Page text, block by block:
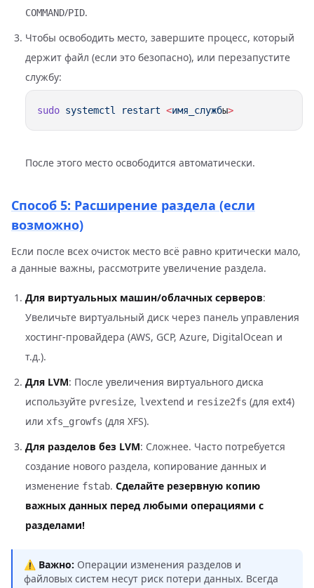
COMMAND/PID.
Чтобы освободить место, завершите процесс, который
держит файл (если это безопасно), или перезапустите
службу:
sudo systemctl restart <имя_службы
После этого место освободится автоматически.
Способ 5: Расширение раздела (если
возможно)
Если после всех очисток место всё равно критически мало,
а данные важны, рассмотрите увеличение раздела.
Для виртуальных машин/облачных серверов:
Увеличьте виртуальный диск через панель управления
хостинг-провайдера (AWS, GCP, Azure, DigitalOcean и
т.д.).
Для LVM: После увеличения виртуального диска
используйте pvresize, lvextend и resize2fs (для ext4)
или xfs_growfs (для XFS).
Для разделов без LVM: Сложнее. Часто потребуется
создание нового раздела, копирование данных и
изменение fstab. Сделайте резервную копию
важных данных перед любыми операциями с
разделами!
⚠️ Важно: Операции изменения разделов и
файловых систем несут риск потери данных. Всегда